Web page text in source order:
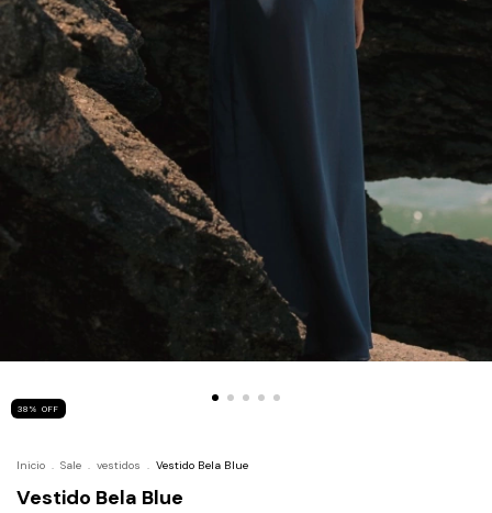
38 % OFF
Inicio . Sale . vestidos . Vestido Bela Blue
Vestido Bela Blue